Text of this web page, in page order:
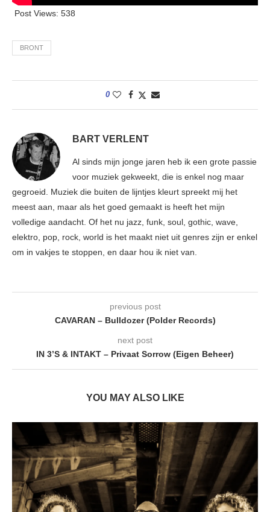
Post Views: 538
BRONT
0
BART VERLENT
Al sinds mijn jonge jaren heb ik een grote passie
voor muziek gekweekt, die is enkel nog maar
gegroeid. Muziek die buiten de lijntjes kleurt spreekt mij het
meest aan, maar als het goed gemaakt is heeft het mijn
volledige aandacht. Of het nu jazz, funk, soul, gothic, wave,
elektro, pop, rock, world is het maakt niet uit genres zijn er enkel
om in vakjes te stoppen, en daar hou ik niet van.
previous post
CAVARAN – Bulldozer (Polder Records)
next post
IN 3’S & INTAKT – Privaat Sorrow (Eigen Beheer)
YOU MAY ALSO LIKE